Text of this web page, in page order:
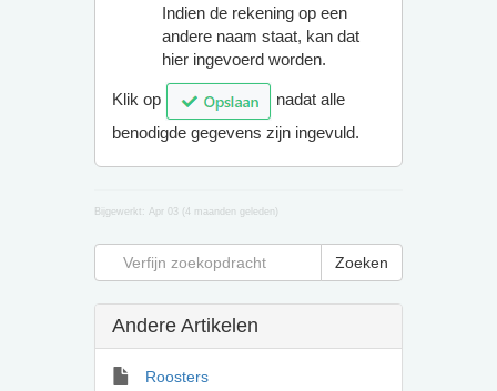
Indien de rekening op een
andere naam staat, kan dat
hier ingevoerd worden.
Klik op
nadat alle
benodigde gegevens zijn ingevuld.
Bijgewerkt: Apr 03 (4 maanden geleden)
Andere Artikelen
Roosters